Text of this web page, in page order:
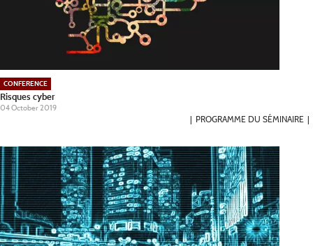
CONFERENCE
Risques cyber
04 October 2019
PROGRAMME DU SÉMINAIRE